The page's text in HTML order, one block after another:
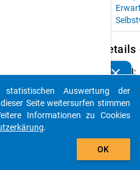
Details
Titel:
clear
Basis unserer
teilen Sie uns diese
auto_stories
Auswertung der
Seite weitersurfen stimmen
Informationen zu Cookies
.
OK